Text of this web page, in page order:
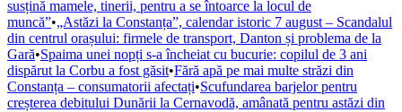
susțină mamele, tinerii, pentru a se întoarce la locul de
muncă”•„Astăzi la Constanța”, calendar istoric 7 august – Scandalul
din centrul orașului: firmele de transport, Danton și problema de la
Gară•Spaima unei nopți s-a încheiat cu bucurie: copilul de 3 ani
dispărut la Corbu a fost găsit•Fără apă pe mai multe străzi din
Constanța – consumatorii afectați•Scufundarea barjelor pentru
creșterea debitului Dunării la Cernavodă, amânată pentru astăzi din